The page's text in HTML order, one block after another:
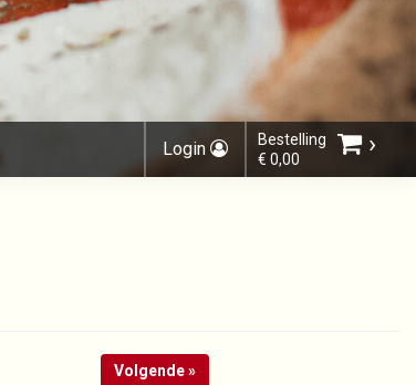
Login
Bestelling
€ 0,00
›
Volgende »